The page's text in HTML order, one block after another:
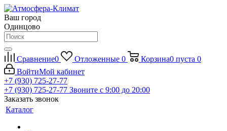
Ваш город
Одинцово
Сравнение0 Отложенные 0 Корзина0 пуста 0
ВойтиМой кабинет
+7 (930) 725-27-77
+7 (930) 725-27-77 Звоните с 9:00 до 20:00
Заказать звонок
Каталог